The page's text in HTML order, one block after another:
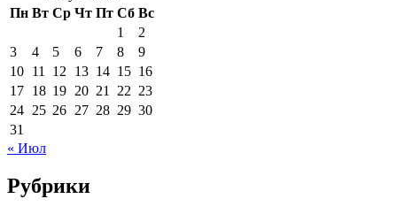
Пн Вт Ср Чт Пт Сб Вс
1
2
3
4 5 6 7 8
9
10 11 12 13 14 15 16
17 18 19 20 21 22 23
24 25 26 27 28 29 30
31
« Июл
Рубрики